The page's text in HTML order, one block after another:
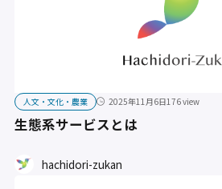
人文・文化・農業 2025年11月6日176 view
生態系サービスとは
hachidori-zukan